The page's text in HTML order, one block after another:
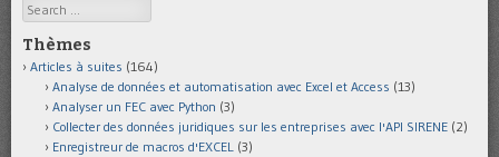
Search
Thèmes
Articles à suites (164)
Analyse de données et automatisation avec Excel et Access (13)
Analyser un FEC avec Python (3)
Collecter des données juridiques sur les entreprises avec l'API SIRENE (2)
Enregistreur de macros d'EXCEL (3)